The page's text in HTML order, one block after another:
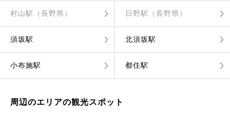
村山駅（長野県） 日野駅（長野県）
須坂駅 北須坂駅
小布施駅 都住駅
周辺のエリアの観光スポット